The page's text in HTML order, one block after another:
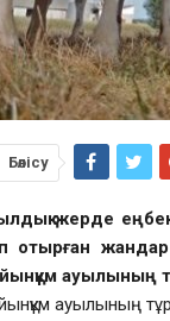
Бөлісу
жерде
отырған
ауылының
ауылының